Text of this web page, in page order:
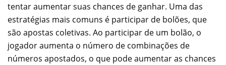
tentar aumentar suas chances de ganhar. Uma das
estratégias mais comuns é participar de bolões, que
são apostas coletivas. Ao participar de um bolão, o
jogador aumenta o número de combinações de
números apostados, o que pode aumentar as chances